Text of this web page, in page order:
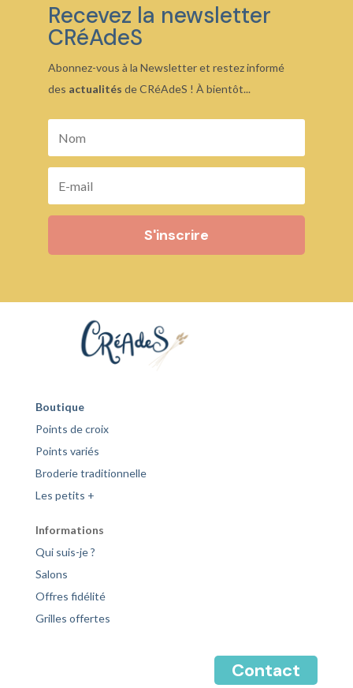
Recevez la newsletter
CRéAdeS
Abonnez-vous à la Newsletter et restez informé
des actualités de CRéAdeS ! À bientôt...
S'inscrire
Boutique
Points de croix
Points variés
Broderie traditionnelle
Les petits +
Informations
Qui suis-je ?
Salons
Offres fidélité
Grilles offertes
Contact